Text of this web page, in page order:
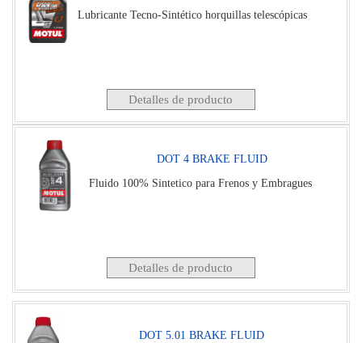
Lubricante Tecno-Sintético horquillas telescópicas
Detalles de producto
DOT 4 BRAKE FLUID
Fluido 100% Sintetico para Frenos y Embragues
Detalles de producto
DOT 5.01 BRAKE FLUID